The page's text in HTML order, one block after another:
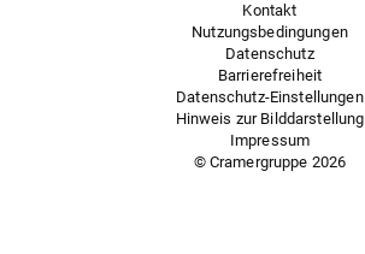
Kontakt
Nutzungsbedingungen
Datenschutz
Barrierefreiheit
Datenschutz-Einstellungen
Hinweis zur Bilddarstellung
Impressum
© Cramergruppe 2026